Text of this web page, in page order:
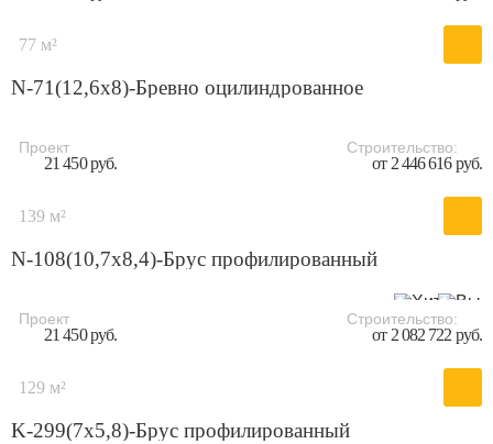
77 м²
N-71(12,6х8)-Бревно оцилиндрованное
Проект
21 450 руб.
Строительство:
от 2 446 616 руб.
139 м²
N-108(10,7х8,4)-Брус профилированный
Проект
21 450 руб.
Строительство:
от 2 082 722 руб.
129 м²
K-299(7x5,8)-Брус профилированный